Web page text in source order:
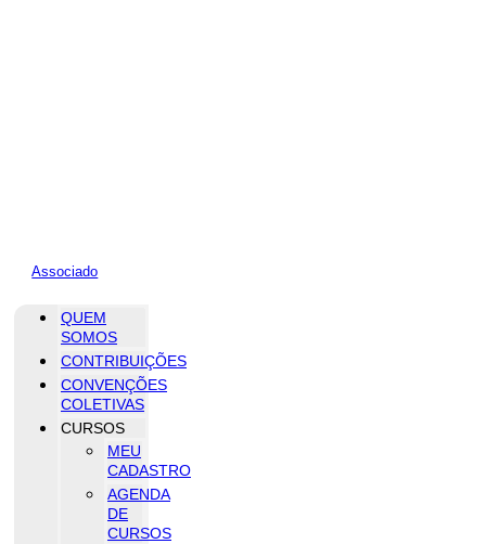
Associado
QUEM
SOMOS
CONTRIBUIÇÕES
CONVENÇÕES
COLETIVAS
CURSOS
MEU
CADASTRO
AGENDA
DE
CURSOS